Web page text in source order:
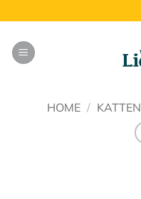
naar
inhoud
HOME / KATTEN